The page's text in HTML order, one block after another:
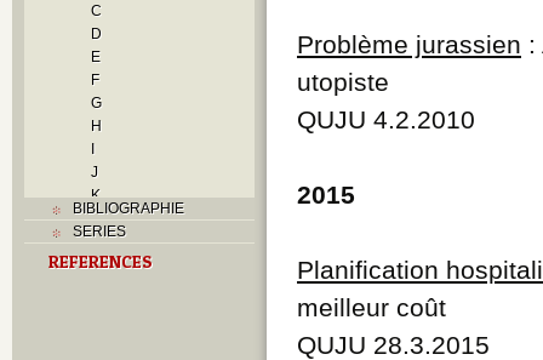
C
D
E
F
G
H
I
J
K
L
M
N
BIBLIOGRAPHIE
SERIES
REFERENCES
Problème jurassien :
utopiste
QUJU 4.2.2010
2015
Planification
meilleur coût
QUJU 28.3.2015